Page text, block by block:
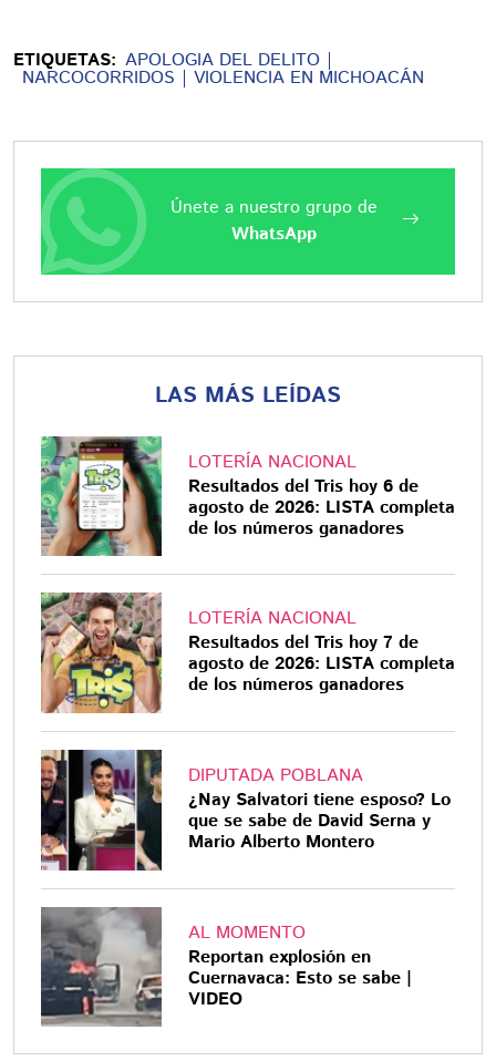
ETIQUETAS: APOLOGIA DEL DELITO
NARCOCORRIDOS VIOLENCIA EN MICHOACÁN
Únete a nuestro grupo de
WhatsApp
LAS MÁS LEÍDAS
LOTERÍA NACIONAL
Resultados del Tris hoy 6 de
agosto de 2026: LISTA completa
de los números ganadores
LOTERÍA NACIONAL
Resultados del Tris hoy 7 de
agosto de 2026: LISTA completa
de los números ganadores
DIPUTADA POBLANA
¿Nay Salvatori tiene esposo? Lo
que se sabe de David Serna y
Mario Alberto Montero
AL MOMENTO
Reportan explosión en
Cuernavaca: Esto se sabe |
VIDEO